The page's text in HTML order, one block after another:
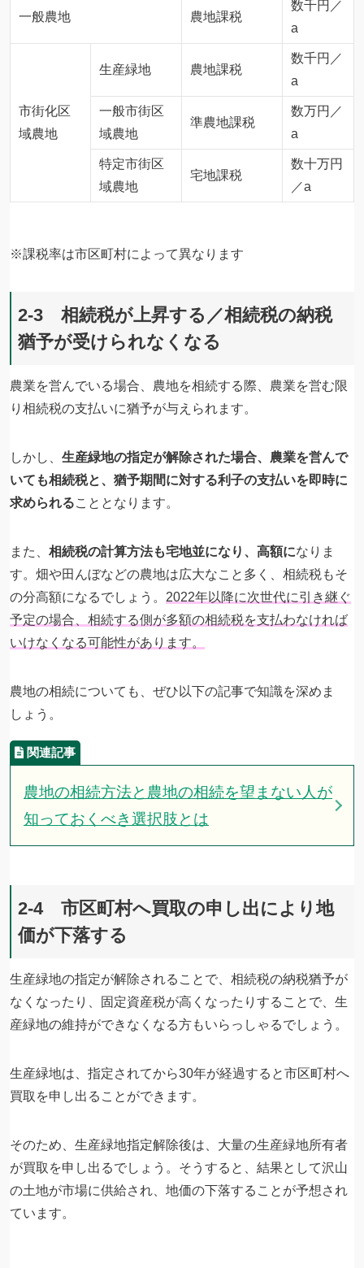
一般農地 農地課税
数千円／
a
市街化区
域農地
生産緑地 農地課税
数千円／
a
一般市街区
域農地
準農地課税
数万円／
a
特定市街区
域農地
宅地課税
数十万円
／a
※課税率は市区町村によって異なります
2-3 相続税が上昇する／相続税の納税
猶予が受けられなくなる
農業を営んでいる場合、農地を相続する際、農業を営む限
り相続税の支払いに猶予が与えられます。
しかし、 生産緑地の指定が解除された場合、農業を営んで
いても相続税と、猶予期間に対する利子の支払いを即時に
求められることとなります。
また、 相続税の計算方法も宅地並になり、高額になりま
す。畑や田んぼなどの農地は広大なこと多く、相続税もそ
の分高額になるでしょう。 2022年以降に次世代に引き継ぐ
予定の場合、相続する側が多額の相続税を支払わなければ
いけなくなる可能性があります。
農地の相続についても、ぜひ以下の記事で知識を深めま
しょう。
農地の相続方法と農地の相続を望まない人が
知っておくべき選択肢とは
2-4 市区町村へ買取の申し出により地
価が下落する
生産緑地の指定が解除されることで、相続税の納税猶予が
なくなったり、固定資産税が高くなったりすることで、生
産緑地の維持ができなくなる方もいらっしゃるでしょう。
生産緑地は、指定されてから30年が経過すると市区町村へ
買取を申し出ることができます。
そのため、生産緑地指定解除後は、大量の生産緑地所有者
が買取を申し出るでしょう。そうすると、結果として沢山
の土地が市場に供給され、地価の下落することが予想され
ています。